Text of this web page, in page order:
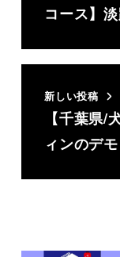
コース】
新しい投稿
【千葉県/
ィンのデ